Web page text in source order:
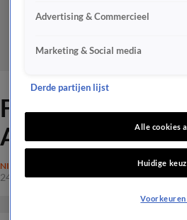
Fantastisch
Acda en de
NIEUWS
24 okt 2023, 20:17
Advertising & Commercieel
Marketing & Social media
Derde partijen lijst
Alle cookies
Huidige